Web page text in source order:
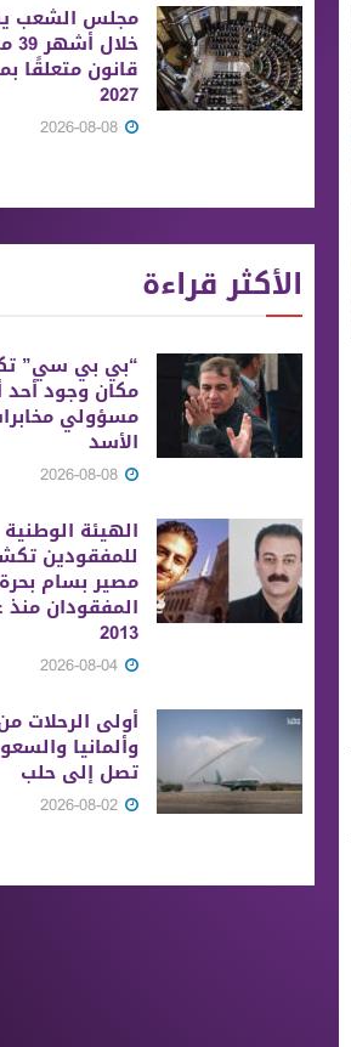
مجلس الشعب
قانون متعلقًا
2027
الأكثر قراءة
“بي بي سي”
مكان وجود أحد
مسؤولي
الأسد
الهيئة الوطنية
للمفقودين
مصير بسام بحرة
المفقودان منذ
2013
أولى الرحلات
وألمانيا
تصل إلى حلب